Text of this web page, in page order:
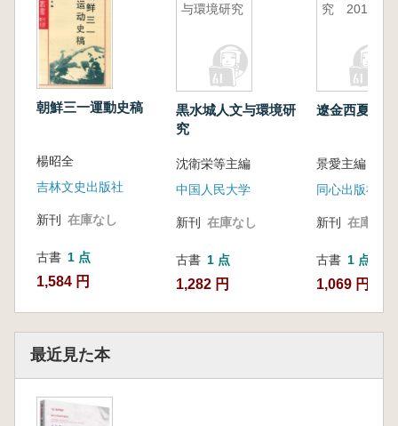
朝鮮三一運動史稿
楊昭全
吉林文史出版社
新刊 在庫なし
古書 1 点
1,584 円
与環境研究
黒水城人文与環境研
究
沈衛栄等主編
中国人民大学
新刊 在庫なし
古書 1 点
1,282 円
究 2010
遼金西夏研
景愛主編
同心出版社
新刊 在庫なし
古書 1 点
1,069 円
最近見た本